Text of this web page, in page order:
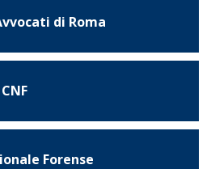
di Roma
Forense